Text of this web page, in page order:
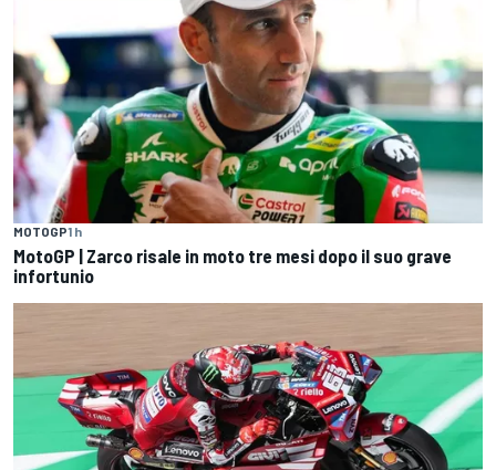
MOTOGP1 h
MotoGP | Zarco risale in moto tre mesi dopo il suo grave
infortunio